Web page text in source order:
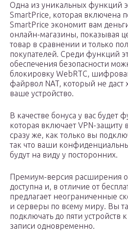
Одна из уникальных функций
SmartPrice, которая включена
SmartPrice экономит вам
онлайн-магазины, показывая
товар в сравнении и только
покупателей. Среди функций
обеспечения безопасности
блокировку WebRTC,
файрвол NAT, который не даст
ваше устройство.
В качестве бонуса у вас будет
которая включает VPN-защиту
сразу же, как только вы
так что ваши
будут на виду у посторонних.
Премиум-версия расширения
доступна и, в отличие от
предлагает неограниченные
и серверы по всему миру. Вы
подключать до пяти устройств
записи одновременно.